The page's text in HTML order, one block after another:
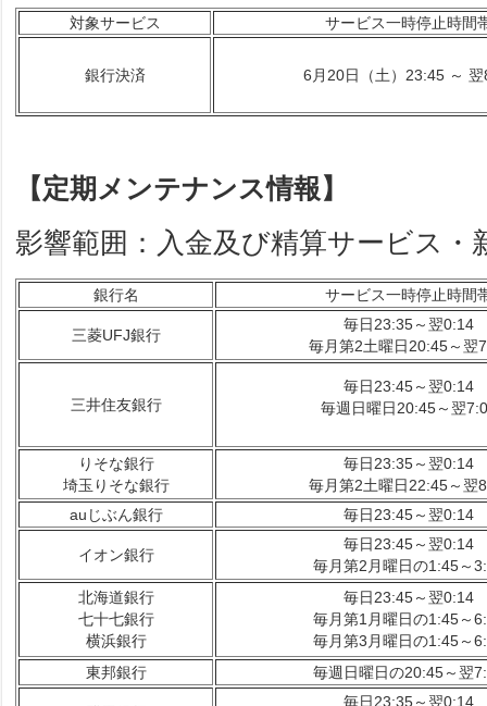
対象サービス サービス一時停止時間
銀行決済 6月20日（土）23:45 ～ 翌
【定期メンテナンス情報】
影響範囲：入金及び精算サービス・
銀行名 サービス一時停止時間
三菱UFJ銀行
毎日23:35～翌0:14
毎月第2土曜日20:45～翌
三井住友銀行
毎日23:45～翌0:14
毎週日曜日20:45～翌
りそな銀行
埼玉りそな銀行
毎日23:35～翌0:14
毎月第2土曜日22:45～翌
auじぶん銀行
毎日23:45～翌0:14
イオン銀行
毎日23:45～翌0:14
毎月第2月曜日の1:45～
北海道銀行
七十七銀行
横浜銀行
毎日23:45～翌0:14
毎月第1月曜日の1:45～
毎月第3月曜日の1:45～
東邦銀行
毎週日曜日の20:45～翌
毎日23:35～翌0:14